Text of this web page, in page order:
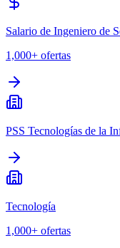
Salario de Ingeniero de
1,000+ ofertas
PSS Tecnologías de la
Tecnología
1,000+ ofertas